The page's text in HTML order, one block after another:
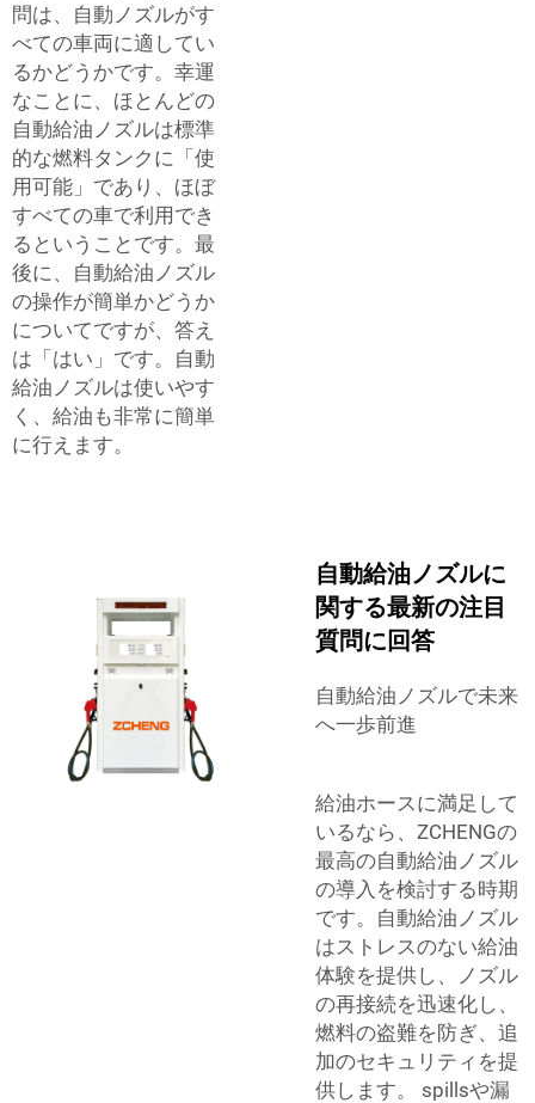
問は、自動ノズルがす
べての車両に適してい
るかどうかです。幸運
なことに、ほとんどの
自動給油ノズルは標準
的な燃料タンクに「使
用可能」であり、ほぼ
すべての車で利用でき
るということです。最
後に、自動給油ノズル
の操作が簡単かどうか
についてですが、答え
は「はい」です。自動
給油ノズルは使いやす
く、給油も非常に簡単
に行えます。
自動給油ノズルに
関する最新の注目
質問に回答
自動給油ノズルで未来
へ一歩前進
給油ホースに満足して
いるなら、ZCHENGの
最高の自動給油ノズル
の導入を検討する時期
です。自動給油ノズル
はストレスのない給油
体験を提供し、ノズル
の再接続を迅速化し、
燃料の盗難を防ぎ、追
加のセキュリティを提
供します。 spillsや漏